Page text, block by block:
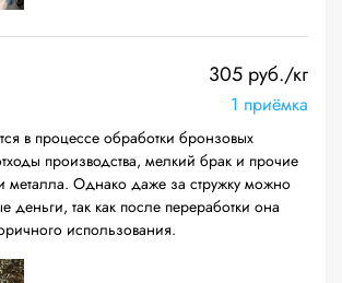
305 руб./кг
1 приёмка
в процессе обработки бронзовых
производства, мелкий брак и прочие
металла. Однако даже за стружку можно
деньги, так как после переработки она
использования.